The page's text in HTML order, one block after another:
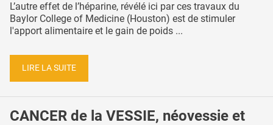
L’autre effet de l’héparine, révélé ici par ces travaux du
Baylor College of Medicine (Houston) est de stimuler
l'apport alimentaire et le gain de poids ...
LIRE LA SUITE
CANCER de la VESSIE, néovessie et